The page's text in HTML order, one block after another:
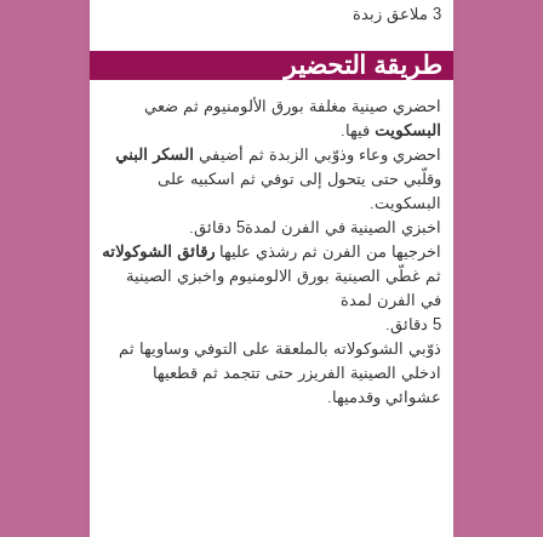
3 ملاعق زبدة
طريقة التحضير
احضري صينية مغلفة بورق الألومنيوم ثم ضعي
البسكويت فيها.
احضري وعاء وذوّبي الزبدة ثم أضيفي السكر البني
وقلّبي حتى يتحول إلى توفي ثم اسكبيه على
البسكويت.
اخبزي الصينية في الفرن لمدة5 دقائق.
اخرجيها من الفرن ثم رشذي عليها رقائق الشوكولاته
ثم غطّي الصينية بورق الالومنيوم واخبزي الصينية
في الفرن لمدة
5 دقائق.
ذوّبي الشوكولاته بالملعقة على التوفي وساويها ثم
ادخلي الصينية الفريزر حتى تتجمد ثم قطعيها
عشوائي وقدميها.